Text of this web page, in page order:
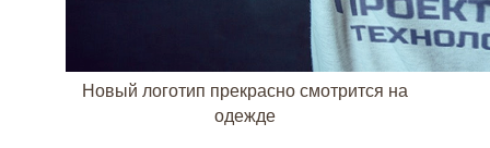
Новый логотип прекрасно смотрится на
одежде